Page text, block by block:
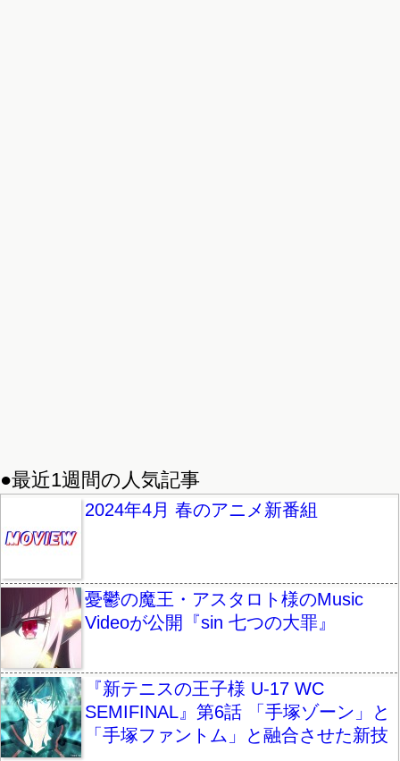
●最近1週間の人気記事
2024年4月 春のアニメ新番組
憂鬱の魔王・アスタロト様のMusic
Videoが公開『sin 七つの大罪』
『新テニスの王子様 U-17 WC
SEMIFINAL』第6話 「手塚ゾーン」と
「手塚ファントム」と融合させた新技